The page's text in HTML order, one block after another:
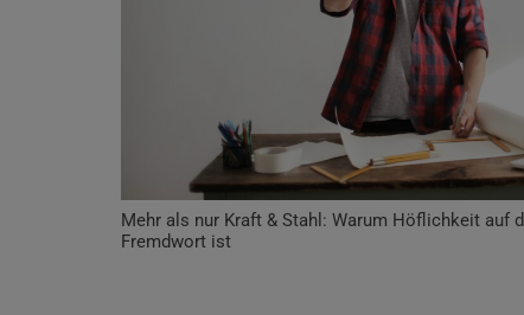
Mehr als nur Kraft & Stahl: Warum Höflichkeit auf
Fremdwort ist